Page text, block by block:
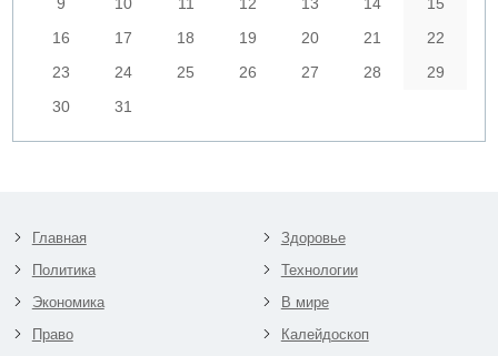
16
17 18 19 20 21
22
23
24 25 26 27 28
29
30
31
Главная
Политика
Экономика
Право
Здоровье
Технологии
В мире
Калейдоскоп